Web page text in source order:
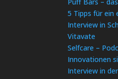
5 Tipps für ein
Interview in
Vitavate
Selfcare –
Innovationen
Interview in